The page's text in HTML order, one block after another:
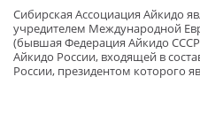
Сибирская Ассоциация Айкидо
учредителем Международной
(бывшая Федерация Айкидо
Айкидо России, входящей в
России, президентом которого